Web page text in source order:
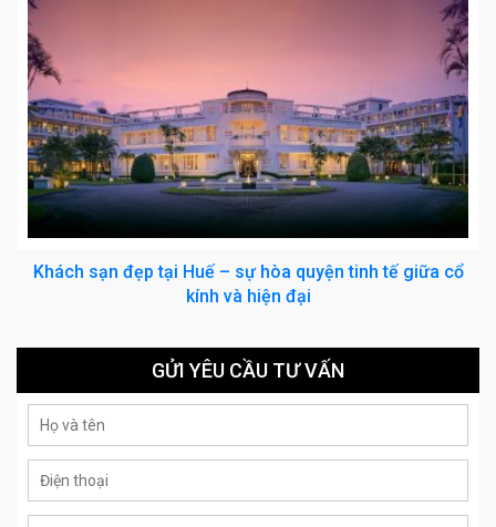
Khách sạn đẹp tại Huế – sự hòa quyện tinh tế giữa cổ
kính và hiện đại
GỬI YÊU CẦU TƯ VẤN